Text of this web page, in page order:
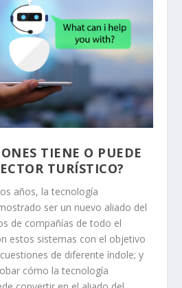
TIENE O PUEDE
TURÍSTICO?
años, la tecnología
ser un nuevo aliado del
de compañías de todo el
estos sistemas con el objetivo
de diferente índole; y
cómo la tecnología